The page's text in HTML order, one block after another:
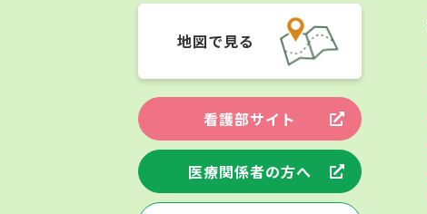
地図で見る
看護部サイト
医療関係者の方へ